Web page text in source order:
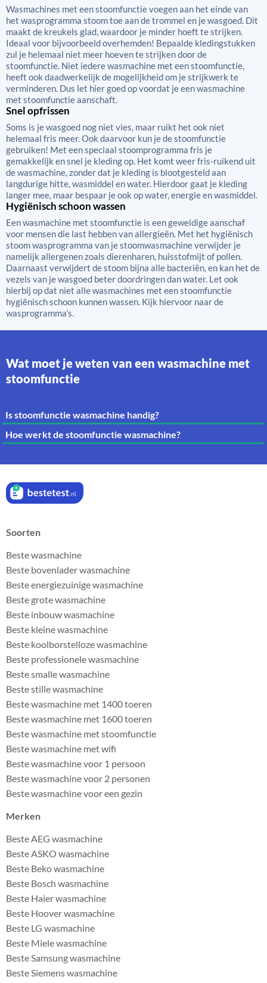
Wasmachines met een stoomfunctie voegen aan het einde van
het wasprogramma stoom toe aan de trommel en je wasgoed. Dit
maakt de kreukels glad, waardoor je minder hoeft te strijken.
Ideaal voor bijvoorbeeld overhemden! Bepaalde kledingstukken
zul je helemaal niet meer hoeven te strijken door de
stoomfunctie. Niet iedere wasmachine met een stoomfunctie,
heeft ook daadwerkelijk de mogelijkheid om je strijkwerk te
verminderen. Dus let hier goed op voordat je een wasmachine
met stoomfunctie aanschaft.
Snel opfrissen
Soms is je wasgoed nog niet vies, maar ruikt het ook niet
helemaal fris meer. Ook daarvoor kun je de stoomfunctie
gebruiken! Met een speciaal stoomprogramma fris je
gemakkelijk en snel je kleding op. Het komt weer fris-ruikend uit
de wasmachine, zonder dat je kleding is blootgesteld aan
langdurige hitte, wasmiddel en water. Hierdoor gaat je kleding
langer mee, maar bespaar je ook op water, energie en wasmiddel.
Hygiënisch schoon wassen
Een wasmachine met stoomfunctie is een geweldige aanschaf
voor mensen die last hebben van allergieën. Met het hygiënisch
stoom wasprogramma van je stoomwasmachine verwijder je
namelijk allergenen zoals dierenharen, huisstofmijt of pollen.
Daarnaast verwijdert de stoom bijna alle bacteriën, en kan het de
vezels van je wasgoed beter doordringen dan water. Let ook
hierbij op dat niet alle wasmachines met een stoomfunctie
hygiënisch schoon kunnen wassen. Kijk hiervoor naar de
wasprogramma’s.
Wat moet je weten van een wasmachine met
stoomfunctie
Is stoomfunctie wasmachine handig?
Hoe werkt de stoomfunctie wasmachine?
Soorten
Beste wasmachine
Beste bovenlader wasmachine
Beste energiezuinige wasmachine
Beste grote wasmachine
Beste inbouw wasmachine
Beste kleine wasmachine
Beste koolborstelloze wasmachine
Beste professionele wasmachine
Beste smalle wasmachine
Beste stille wasmachine
Beste wasmachine met 1400 toeren
Beste wasmachine met 1600 toeren
Beste wasmachine met stoomfunctie
Beste wasmachine met wifi
Beste wasmachine voor 1 persoon
Beste wasmachine voor 2 personen
Beste wasmachine voor een gezin
Merken
Beste AEG wasmachine
Beste ASKO wasmachine
Beste Beko wasmachine
Beste Bosch wasmachine
Beste Haier wasmachine
Beste Hoover wasmachine
Beste LG wasmachine
Beste Miele wasmachine
Beste Samsung wasmachine
Beste Siemens wasmachine